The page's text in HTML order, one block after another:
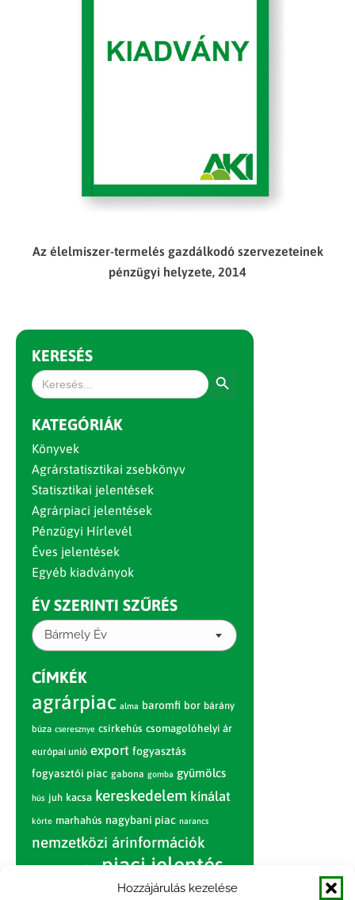
Hozzájárulás kezelése
Az élelmiszer-termelés gazdálkodó szervezeteinek
pénzügyi helyzete, 2014
KERESÉS
Search
for:
KATEGÓRIÁK
Könyvek
Agrárstatisztikai zsebkönyv
Statisztikai jelentések
Agrárpiaci jelentések
Pénzügyi Hírlevél
Éves jelentések
Egyéb kiadványok
ÉV SZERINTI SZŰRÉS
Bármely Év
CÍMKÉK
agrárpiac alma baromfi bor bárány
búza cseresznye csirkehús csomagolóhelyi ár
európai unió export fogyasztás
fogyasztói piac gabona gomba gyümölcs
hús juh kacsa kereskedelem kínálat
körte marhahús nagybani piac narancs
nemzetközi árinformációk
piac piaci jelentés
sertés sertéshús